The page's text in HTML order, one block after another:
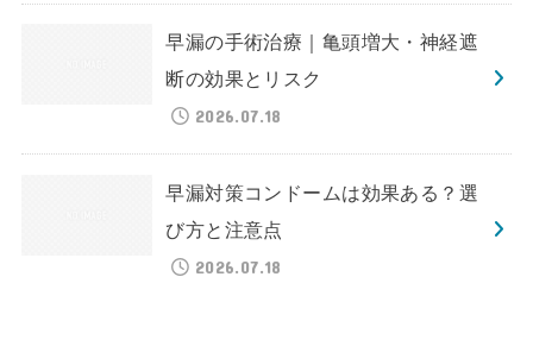
早漏の手術治療｜亀頭増大・神経遮
断の効果とリスク
2026.07.18
早漏対策コンドームは効果ある？選
び方と注意点
2026.07.18